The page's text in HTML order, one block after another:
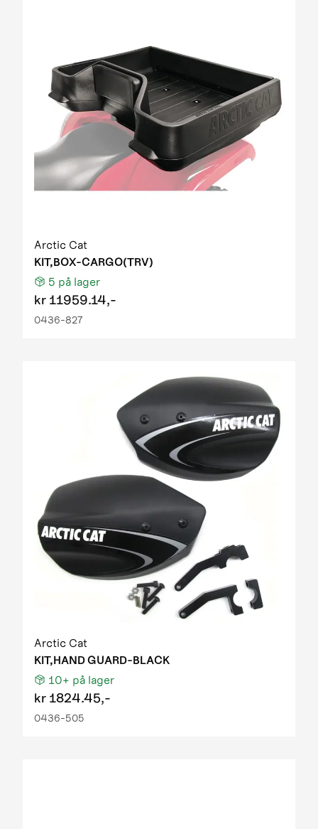
Arctic Cat
KIT,BOX-CARGO(TRV)
5 på lager
kr 11959.14,-
0436-827
Arctic Cat
KIT,HAND GUARD-BLACK
10+ på lager
kr 1824.45,-
0436-505